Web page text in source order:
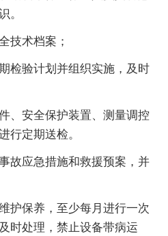
。
技术档案；
检验计划并组织实施，及时
、安全保护装置、测量调控
行定期送检。
故应急措施和救援预案，并
护保养，至少每月进行一次
时处理，禁止设备带病运